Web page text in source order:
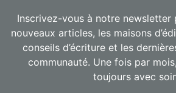
Inscrivez-vous à notre newsletter
nouveaux articles, les maisons
conseils d’écriture et les
communauté. Une fois par
toujours avec